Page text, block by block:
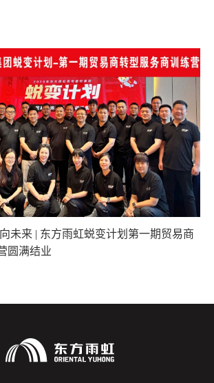
未来 | 东方雨虹蜕变计划第一期贸易商
圆满结业